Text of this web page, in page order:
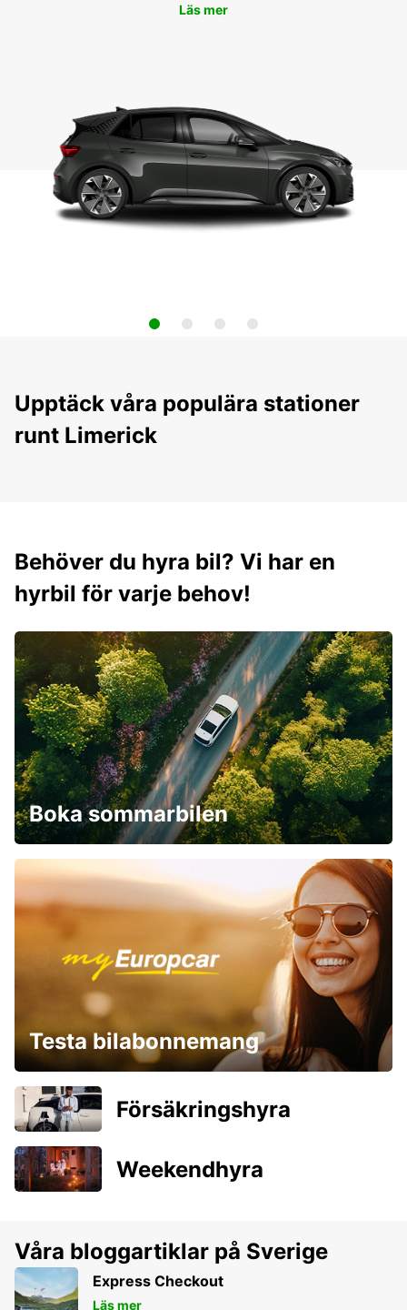
Läs mer
Upptäck våra populära stationer
runt Limerick
Behöver du hyra bil? Vi har en
hyrbil för varje behov!
Boka sommarbilen
Testa bilabonnemang
Försäkringshyra
Weekendhyra
Våra bloggartiklar på Sverige
Express Checkout
Läs mer